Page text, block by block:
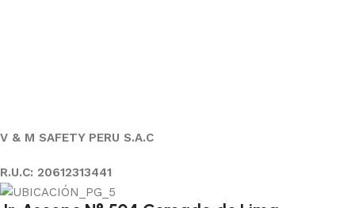
V & M SAFETY PERU S.A.C
R.U.C: 20612313441